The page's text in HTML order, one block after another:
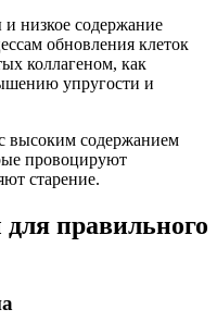
низкое содержание
обновления клеток
коллагеном, как
упругости и
высоким содержанием
провоцируют
старение.
правильного